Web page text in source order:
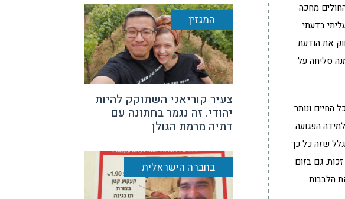
מחכה
בדעתי
את הודעת
סליחה על
החיים ונותר
הפגועה
שזה כל כך
גם בזום
הלבבות
המגזין
צעיר קוריאני השתוקק להיות
יהודי. זה נגמר בחתונה עם
דתיה מרמת הגולן
בחברה הישראלית